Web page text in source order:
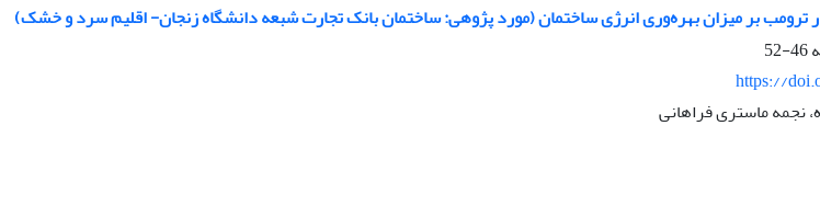
ترومب بر میزان بهره‌وری انرژی ساختمان (مورد پژوهی: ساختمان بانک تجارت شبعه دانشگاه زنجان- اقلیم سرد و خشک)
46-52
https://
نجمه ماستری فراهانی